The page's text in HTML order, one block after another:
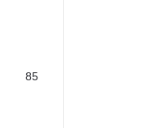
85